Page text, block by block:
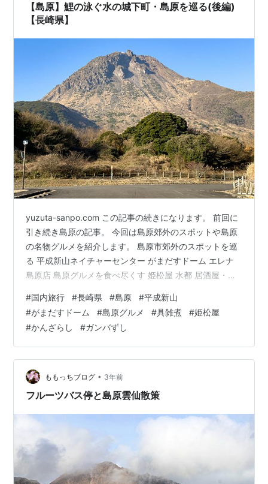
【島原】鯉の泳ぐ水の城下町・島原を巡る(後編)
【長崎県】
yuzuta-sanpo.com この記事の続きになります。 前回に
引き続き島原の記事。 今回は島原郊外のスポットや島原
の名物グルメを紹介します。 島原市郊外のスポットを巡
る 平成新山ネイチャーセンター がまだすドーム エレナ
島原店 島原グルメを食べ尽くす 姫松屋 水都 居酒屋・割
山ネイチャーセンター まずは島原の中心部からも見えて
いた「平成新山」の麓にある「平成新山ネイチャーセン
ター」へ。 島原の中心部から車で約15分、駐車場からは
綺麗に平成新山が見える。 平成新山は、粘り気の強いマ
グマが火山の上に盛り上がってできた「溶岩ドーム」。
平…
#国内旅行 #長崎県 #島原 #平成新山
#がまだすドーム #島原グルメ #具雑煮 #姫松屋
#かんざらし #ガンバずし
ももっちブログ • 3年前
フルーツバス停と島原雲仙散策